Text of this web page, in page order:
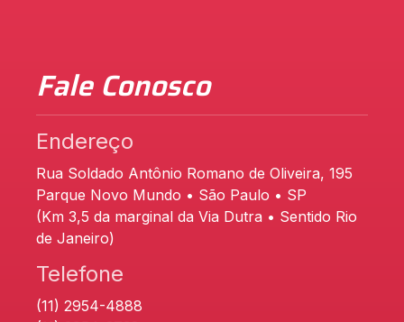
Fale Conosco
Endereço
Rua Soldado Antônio Romano de Oliveira, 195
Parque Novo Mundo • São Paulo • SP
(Km 3,5 da marginal da Via Dutra • Sentido Rio
de Janeiro)
Telefone
(11) 2954-4888